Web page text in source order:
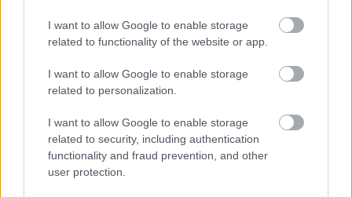
I want to allow Google to enable storage
related to functionality of the website or app.
I want to allow Google to enable storage
related to personalization.
I want to allow Google to enable storage
related to security, including authentication
functionality and fraud prevention, and other
user protection.
2.20
22
RESULTA
TER
2.20
18
RESULTA
TER
.201 RESULTA
1.20 RESULTA
FLERE ARTIKLER